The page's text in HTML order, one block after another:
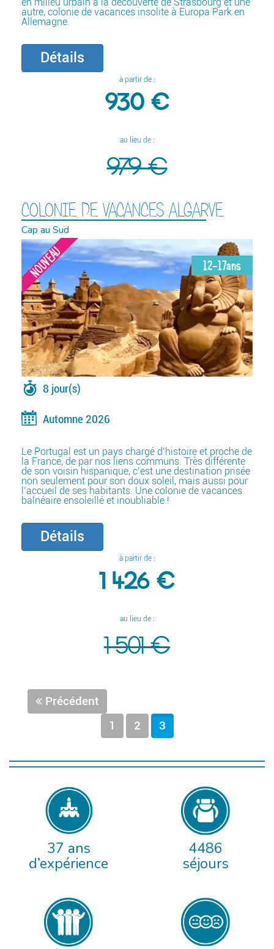
autre, colonie de vacances insolite à Europa Park en
Allemagne.
Détails
à partir de :
930 €
au lieu de :
979 €
COLONIE DE VACANCES ALGARVE
Cap au Sud
NOUVEAU 12-17ans
8 jour(s)
Automne 2026
Le Portugal est un pays chargé d’histoire et proche de
la France, de par nos liens communs. Très différente
de son voisin hispanique, c’est une destination prisée
non seulement pour son doux soleil, mais aussi pour
l’accueil de ses habitants. Une colonie de vacances
balnéaire ensoleillé et inoubliable !
Détails
à partir de :
1 426 €
au lieu de :
1 501 €
Précédent
1
2 3
37 ans
d’expérience
4486
séjours